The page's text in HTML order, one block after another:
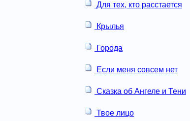
Для тех, кто расстается
Крылья
Города
Если меня совсем нет
Сказка об Ангеле и Тени
Твое лицо